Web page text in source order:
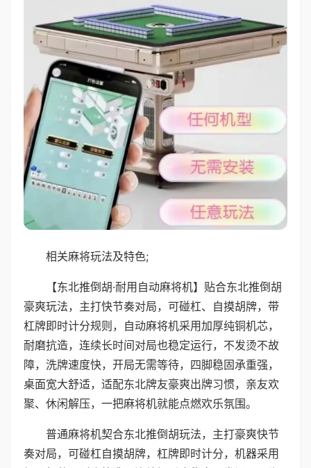
相关麻将玩法及特色;
【东北推倒胡·耐用自动麻将机】贴合东北推倒胡
豪爽玩法，主打快节奏对局，可碰杠、自摸胡牌，带
杠牌即时计分规则，自动麻将机采用加厚纯铜机芯，
耐磨抗造，连续长时间对局也稳定运行，不发烫不故
障，洗牌速度快，开局无需等待，四脚稳固承重强，
桌面宽大舒适，适配东北牌友豪爽出牌习惯，亲友欢
聚、休闲解压，一把麻将机就能点燃欢乐氛围。
普通麻将机契合东北推倒胡玩法，主打豪爽快节
奏对局，可碰杠自摸胡牌，杠牌即时计分，机器采用